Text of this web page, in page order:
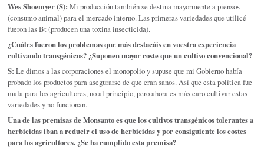
Wes Shoemyer (S):Mi producción también se destina mayormente a piensos
(consumo animal) para el mercado interno. Las primeras variedades que utilicé
fueron las Bt (producen una toxina insecticida).
¿Cuáles fueron los problemas que más destacáis en vuestra experiencia
cultivando transgénicos? ¿Suponen mayor coste que un cultivo convencional?
S: Le dimos a las corporaciones el monopolio y supuse que mi Gobierno había
probado los productos para asegurarse de que eran sanos. Así que esta política fue
mala para los agricultores, no al principio, pero ahora es más caro cultivar estas
variedades y no funcionan.
Una de las premisas de Monsanto es que los cultivos transgénicos tolerantes a
herbicidas iban a reducir el uso de herbicidas y por consiguiente los costes
para los agricultores. ¿Se ha cumplido esta premisa?